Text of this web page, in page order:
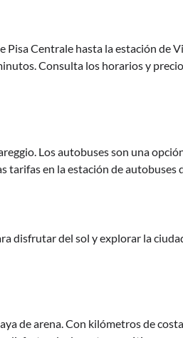
Centrale hasta la estación de
Consulta los horarios y
Los autobuses son una
tarifas en la estación de autobuses
disfrutar del sol y explorar la
de arena. Con kilómetros de